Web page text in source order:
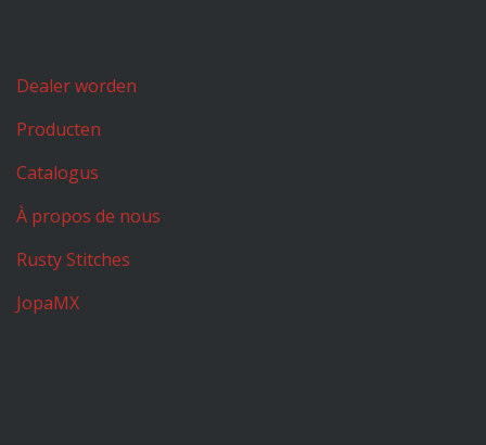
Dealer worden
Producten
Catalogus
À propos de nous
Rusty Stitches
JopaMX